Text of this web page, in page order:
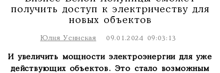
получить доступ к электричеству для
новых объектов
Юлия Усинская 09.01.2024 09:03:13
И увеличить мощности электроэнергии для уже
действующих объектов. Это стало возможным